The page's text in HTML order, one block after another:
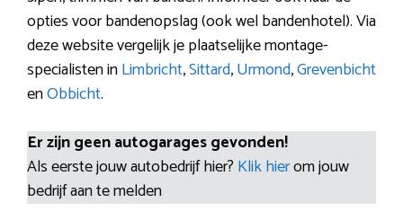
opties voor bandenopslag (ook wel bandenhotel). Via
deze website vergelijk je plaatselijke montage-
specialisten inLimbricht,Sittard,Urmond,Grevenbicht
enObbicht.
Er zijn geen autogarages gevonden!
Als eerste jouw autobedrijf hier? Klik hierom jouw
bedrijf aan te melden